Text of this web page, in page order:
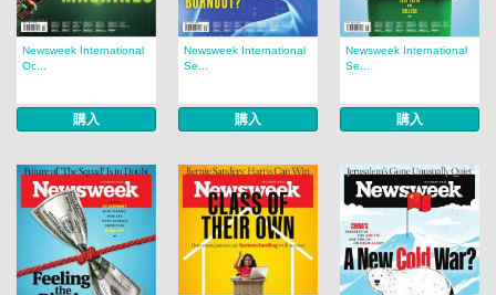
Newsweek International
Oc...
購入
Newsweek International
Se...
購入
Newsweek International
Se...
購入